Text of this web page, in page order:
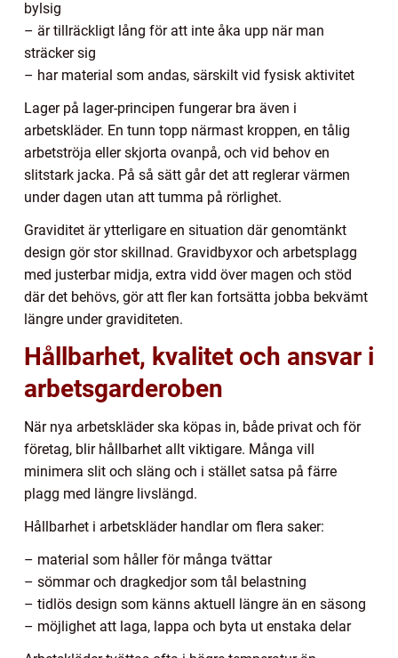
bylsig
– är tillräckligt lång för att inte åka upp när man
sträcker sig
– har material som andas, särskilt vid fysisk aktivitet
Lager på lager-principen fungerar bra även i
arbetskläder. En tunn topp närmast kroppen, en tålig
arbetströja eller skjorta ovanpå, och vid behov en
slitstark jacka. På så sätt går det att reglerar värmen
under dagen utan att tumma på rörlighet.
Graviditet är ytterligare en situation där genomtänkt
design gör stor skillnad. Gravidbyxor och arbetsplagg
med justerbar midja, extra vidd över magen och stöd
där det behövs, gör att fler kan fortsätta jobba bekvämt
längre under graviditeten.
Hållbarhet, kvalitet och ansvar i
arbetsgarderoben
När nya arbetskläder ska köpas in, både privat och för
företag, blir hållbarhet allt viktigare. Många vill
minimera slit och släng och i stället satsa på färre
plagg med längre livslängd.
Hållbarhet i arbetskläder handlar om flera saker:
– material som håller för många tvättar
– sömmar och dragkedjor som tål belastning
– tidlös design som känns aktuell längre än en säsong
– möjlighet att laga, lappa och byta ut enstaka delar